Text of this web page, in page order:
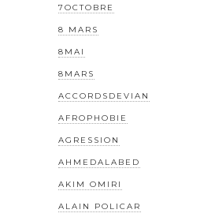
7OCTOBRE
8 MARS
8MAI
8MARS
ACCORDSDEVIAN
AFROPHOBIE
AGRESSION
AHMEDALABED
AKIM OMIRI
ALAIN POLICAR